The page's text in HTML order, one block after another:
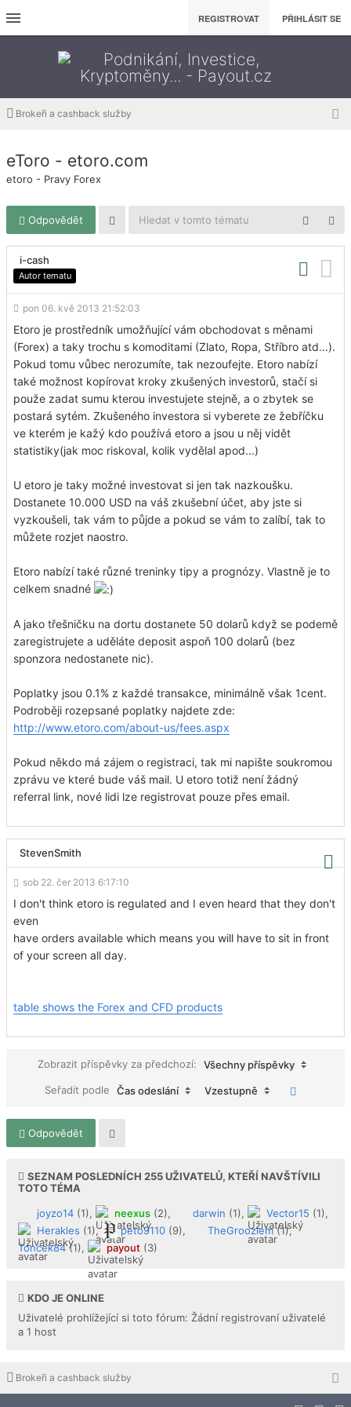
REGISTROVAT PŘIHLÁSIT SE
Brokeři a cashback služby
eToro - etoro.com
etoro - Pravy Forex
Odpovědět
i-cash
Autor tematu
pon 06. kvě 2013 21:52:03
Etoro je prostředník umožňující vám obchodovat s měnami
(Forex) a taky trochu s komoditami (Zlato, Ropa, Stříbro atd...).
Pokud tomu vůbec nerozumíte, tak nezoufejte. Etoro nabízí
také možnost kopírovat kroky zkušených investorů, stačí si
použe zadat sumu kterou investujete stejně, a o zbytek se
postará sytém. Zkušeného investora si vyberete ze žebříčku
ve kterém je kažý kdo používá etoro a jsou u něj vidět
statistiky(jak moc riskoval, kolik vydělal apod...)
U etoro je taky možné investovat si jen tak nazkoušku.
Dostanete 10.000 USD na váš zkušební účet, aby jste si
vyzkoušeli, tak vám to půjde a pokud se vám to zalíbí, tak to
můžete rozjet naostro.
Etoro nabízí také různé treninky tipy a prognózy. Vlastně je to
celkem snadné
A jako třešničku na dortu dostanete 50 dolarů když se podemě
zaregistrujete a uděláte deposit aspoň 100 dolarů (bez
sponzora nedostanete nic).
Poplatky jsou 0.1% z každé transakce, minimálně však 1cent.
Podroběji rozepsané poplatky najdete zde:
http://www.etoro.com/about-us/fees.aspx
Pokud někdo má zájem o registraci, tak mi napište soukromou
zprávu ve které bude váš mail. U etoro totiž není žádný
referral link, nové lidi lze registrovat pouze přes email.
StevenSmith
sob 22. čer 2013 6:17:10
I don't think etoro is regulated and I even heard that they don't
even
have orders available which means you will have to sit in front
of your screen all day.
table shows the Forex and CFD products
Zobrazit příspěvky za předchozí:
Všechny příspěvky
Seřadit podle
Čas odeslání Vzestupně
Odpovědět
SEZNAM POSLEDNÍCH 255UŽIVATELŮ, KTEŘÍ NAVŠTÍVILI
TOTO TÉMA
joyzo14 (1), neexus (2), darwin (1), Vector15 (1),
Herakles (1), peto9110 (9), TheGrooziem(1),
Toncek84(1), payout (3)
KDO JE ONLINE
Uživatelé prohlížející si toto fórum: Žádní registrovaní uživatelé
a 1 host
Brokeři a cashback služby